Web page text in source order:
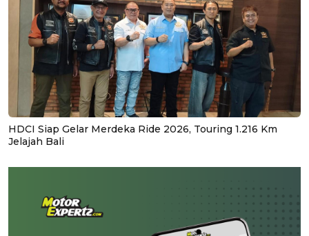
HDCI Siap Gelar Merdeka Ride 2026, Touring 1.216 Km
Jelajah Bali